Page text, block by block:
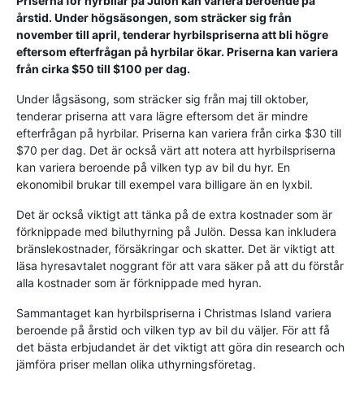
årstid. Under högsäsongen, som sträcker sig från
november till april, tenderar hyrbilspriserna att bli högre
eftersom efterfrågan på hyrbilar ökar. Priserna kan variera
från cirka $50 till $100 per dag.
Under lågsäsong, som sträcker sig från maj till oktober,
tenderar priserna att vara lägre eftersom det är mindre
efterfrågan på hyrbilar. Priserna kan variera från cirka $30 till
$70 per dag. Det är också värt att notera att hyrbilspriserna
kan variera beroende på vilken typ av bil du hyr. En
ekonomibil brukar till exempel vara billigare än en lyxbil.
Det är också viktigt att tänka på de extra kostnader som är
förknippade med biluthyrning på Julön. Dessa kan inkludera
bränslekostnader, försäkringar och skatter. Det är viktigt att
läsa hyresavtalet noggrant för att vara säker på att du förstår
alla kostnader som är förknippade med hyran.
Sammantaget kan hyrbilspriserna i Christmas Island variera
beroende på årstid och vilken typ av bil du väljer. För att få
det bästa erbjudandet är det viktigt att göra din research och
jämföra priser mellan olika uthyrningsföretag.